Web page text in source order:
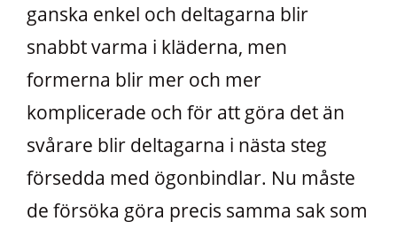
ganska enkel och deltagarna blir
snabbt varma i kläderna, men
formerna blir mer och mer
komplicerade och för att göra det än
svårare blir deltagarna i nästa steg
försedda med ögonbindlar. Nu måste
de försöka göra precis samma sak som